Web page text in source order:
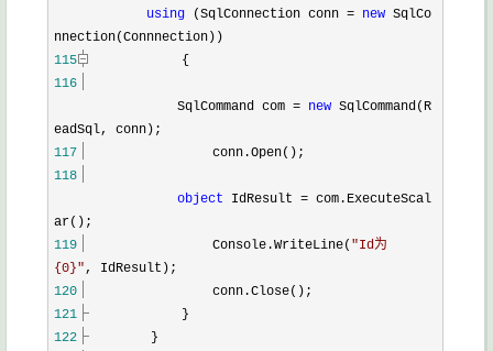
using (SqlConnection conn = new SqlCo
nnection(Connnection))
115
{
116
SqlCommand com = new SqlCommand(R
eadSql, conn);
117
conn.Open();
118
object IdResult = com.ExecuteScal
ar();
119
Console.WriteLine( "Id为
{0}", IdResult);
120
conn.Close();
121
}
122
}